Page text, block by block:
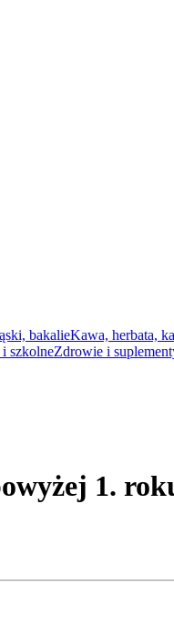
bakalieKawa, herbata,
szkolneZdrowie i
1.